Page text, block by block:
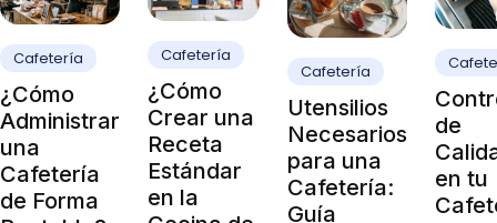
Cafetería
¿Cómo
Administrar
una
Cafetería
de Forma
Cafetería
¿Cómo
Crear una
Receta
Estándar
en la
Cafetería
Utensilios
Necesarios
para una
Cafetería:
Guía
de
en tu